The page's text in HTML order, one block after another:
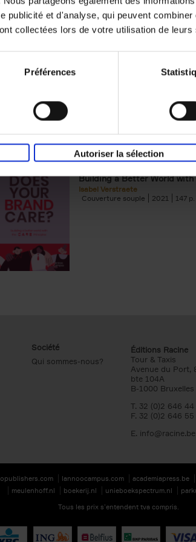
publicité et d'analyse, qui peuvent
collectées lors de votre utilisation de leurs
Préférences
Autoriser la sélection
Building Bonds =
Does Your Brand
Building a Better World with
Isabel Verstraete
Couverture souple
2021 147
Société
Qui sommes-nous?
Éditions Racine
Tour & Taxis
Avenue du Port,
bte 104A
B-1000 Bruxelles
T. 32 (0)2 646 44
F. 32 (0)2 646 55
E. info@racine.be
lannoocampus.com academiapress.be
meulenhoff.nl
boekerij.nl unieboekspectrum.nl
Tous les prix s’entendent tva compris.